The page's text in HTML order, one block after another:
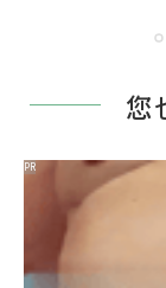
您
PR